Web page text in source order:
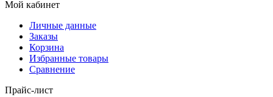
Мой кабинет
Личные данные
Заказы
Корзина
Избранные товары
Сравнение
Прайс-лист